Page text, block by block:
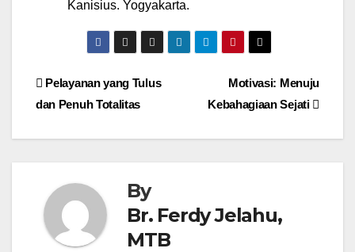
Kanisius. Yogyakarta.
Post
Motivasi: Menuju
Kebahagiaan Sejati
Pelayanan yang Tulus
dan Penuh Totalitas
By
Br. Ferdy Jelahu,
MTB